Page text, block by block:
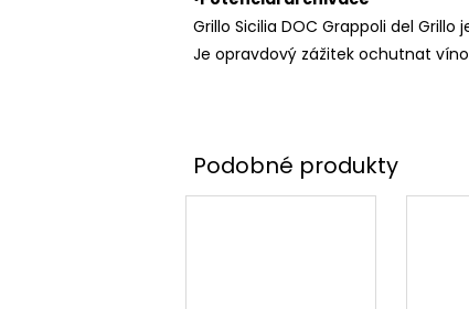
Grillo Sicilia DOC Grappoli del
Je opravdový zážitek ochutnat